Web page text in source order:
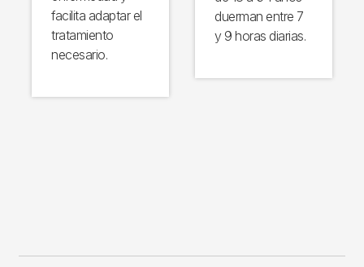
facilita adaptar el
tratamiento
necesario.
duerman entre 7
y 9 horas diarias.